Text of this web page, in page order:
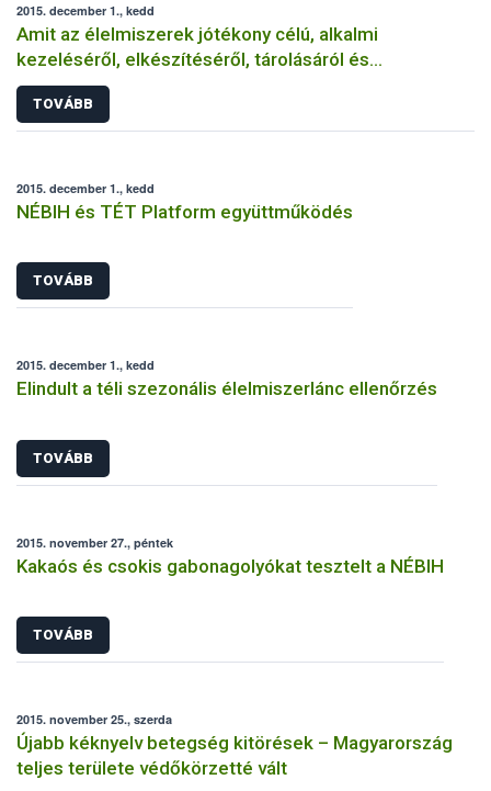
2015. december 1., kedd
Amit az élelmiszerek jótékony célú, alkalmi
kezeléséről, elkészítéséről, tárolásáról és
felszolgálásáról tudni érdemes
TOVÁBB
2015. december 1., kedd
NÉBIH és TÉT Platform együttműködés
TOVÁBB
2015. december 1., kedd
Elindult a téli szezonális élelmiszerlánc ellenőrzés
TOVÁBB
2015. november 27., péntek
Kakaós és csokis gabonagolyókat tesztelt a NÉBIH
TOVÁBB
2015. november 25., szerda
Újabb kéknyelv betegség kitörések – Magyarország
teljes területe védőkörzetté vált